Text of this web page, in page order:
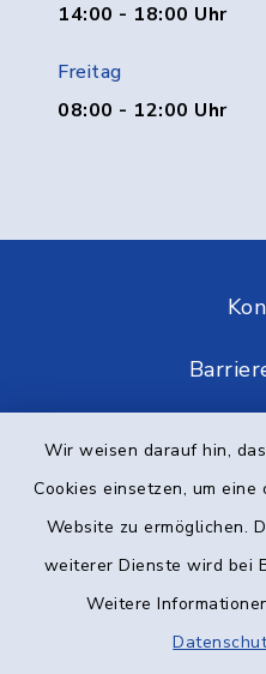
Wir weisen darauf hin,
Cookies einsetzen, um
Website zu ermöglichen.
weiterer Dienste wird bei
Weitere
14:00 - 18:00 Uhr
Freitag
08:00 - 12:00 Uhr
Elektronische